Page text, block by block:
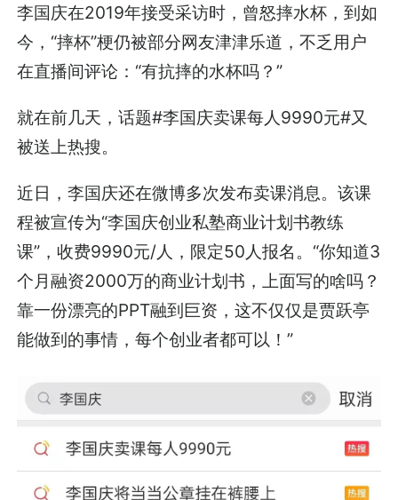
李国庆在2019年接受采访时，曾怒摔水杯，到如
今，“摔杯”梗仍被部分网友津津乐道，不乏用户
在直播间评论：“有抗摔的水杯吗？”
就在前几天，话题#李国庆卖课每人9990元#又
被送上热搜。
近日，李国庆还在微博多次发布卖课消息。该课
程被宣传为“李国庆创业私塾商业计划书教练
课”，收费9990元/人，限定50人报名。“你知道3
个月融资2000万的商业计划书，上面写的啥吗？
靠一份漂亮的PPT融到巨资，这不仅仅是贾跃亭
能做到的事情，每个创业者都可以！”